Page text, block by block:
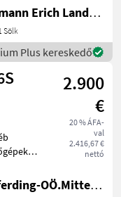
und
vor
Zechmann Erich Landmaschinen-Portalbau
Sölk
Plus kereskedő
2.900
€
20 % ÁFA-
val
2.416,67 €
nettó
LH Eferding-OÖ.Mitte, Landtechnik Hofkirchen